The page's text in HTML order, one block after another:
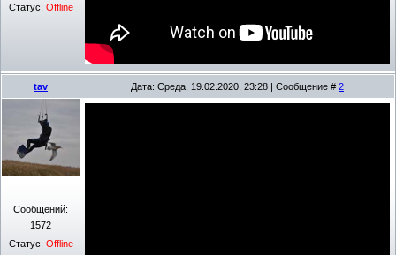
Статус: Offline
tav Дата: Среда, 19.02.2020, 23:28 | Сообщение # 2
Сообщений:
1572
Статус: Offline